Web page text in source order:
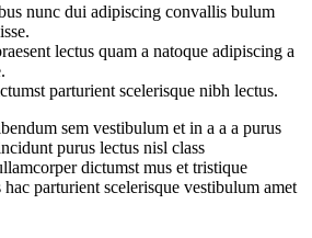
nunc dui adipiscing convallis bulum
lectus quam a natoque adipiscing a
parturient scelerisque nibh lectus.
sem vestibulum et in a a a purus
purus lectus nisl class
dictumst mus et tristique
parturient scelerisque vestibulum amet